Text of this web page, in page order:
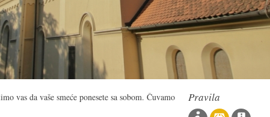
vas da vaše smeće ponesete sa sobom. Čuvamo
Pravila